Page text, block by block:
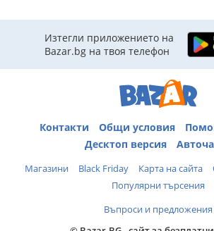
Изтегли приложението на
Bazar.bg на твоя телефон
Контакти Общи условия
Десктоп версия
Магазини Black Friday Карта на сайта
Популярни търсения
Въпроси и предложения